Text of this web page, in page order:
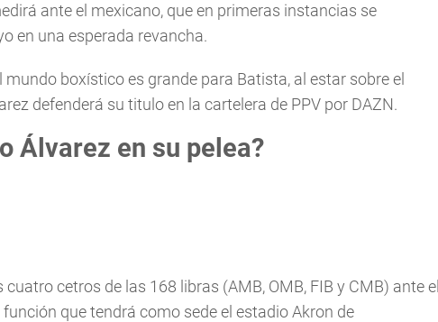
ante el mexicano, que en primeras instancias se
en una esperada revancha.
boxístico es grande para Batista, al estar sobre el
defenderá su titulo en la cartelera de PPV por DAZN.
Álvarez en su pelea?
cetros de las 168 libras (AMB, OMB, FIB y CMB) ante el
que tendrá como sede el estadio Akron de